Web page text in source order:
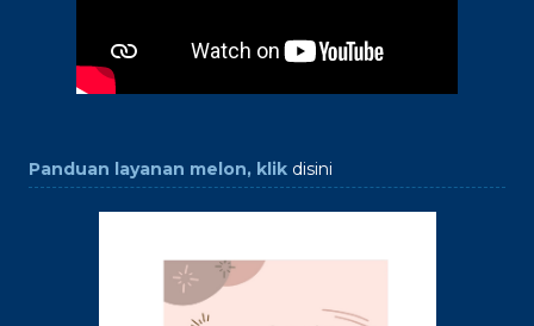
Panduan layanan melon, klik disini